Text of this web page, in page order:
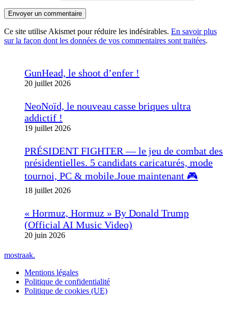
Envoyer un commentaire
Ce site utilise Akismet pour réduire les indésirables. En savoir plus
sur la façon dont les données de vos commentaires sont traitées.
GunHead, le shoot d’enfer !
20 juillet 2026
NeoNoïd, le nouveau casse briques ultra
addictif !
19 juillet 2026
PRÉSIDENT FIGHTER — le jeu de combat des
présidentielles. 5 candidats caricaturés, mode
tournoi, PC & mobile.Joue maintenant 🎮
18 juillet 2026
« Hormuz, Hormuz » By Donald Trump
(Official AI Music Video)
20 juin 2026
mostraak.
Mentions légales
Politique de confidentialité
Politique de cookies (UE)